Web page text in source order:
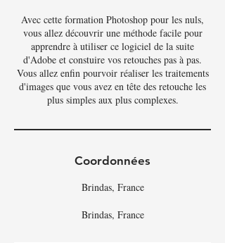
Avec cette formation Photoshop pour les nuls,
vous allez découvrir une méthode facile pour
apprendre à utiliser ce logiciel de la suite
d'Adobe et constuire vos retouches pas à pas.
Vous allez enfin pourvoir réaliser les traitements
d'images que vous avez en tête des retouche les
Coordonnées
Brindas, France
Brindas, France